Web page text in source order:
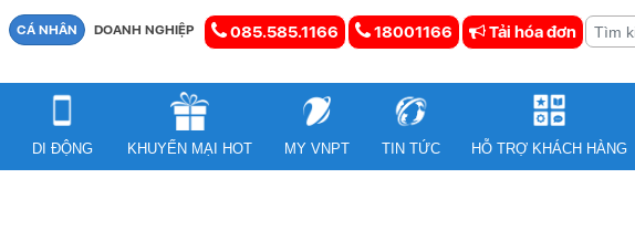
CÁ NHÂN DOANH NGHIỆP 085.585.1166 18001166 Tải hóa đơn
DI ĐỘNG KHUYẾN MẠI HOT MY VNPT TIN TỨC HỖ TRỢ KHÁCH HÀNG